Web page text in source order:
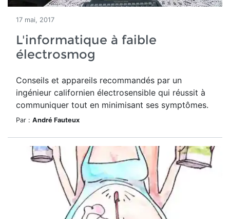
17 mai, 2017
L'informatique à faible
électrosmog
Conseils et appareils recommandés par un
ingénieur californien électrosensible qui réussit à
communiquer tout en minimisant ses symptômes.
Par : André Fauteux